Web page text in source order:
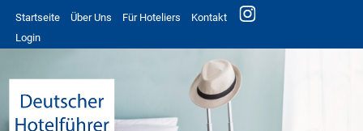
Startseite Über Uns Für Hoteliers
Kontakt
Login